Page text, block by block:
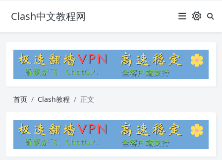
Clash中文教程网
首页 Clash教程 正文